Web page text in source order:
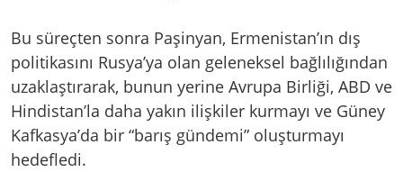
Bu süreçten sonra Paşinyan, Ermenistan’ın dış
politikasını Rusya’ya olan geleneksel bağlılığından
uzaklaştırarak, bunun yerine Avrupa Birliği, ABD ve
Hindistan’la daha yakın ilişkiler kurmayı ve Güney
Kafkasya’da bir “barış gündemi” oluşturmayı
hedefledi.